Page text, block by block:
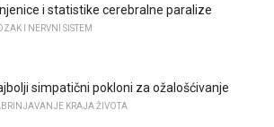
i statistike cerebralne paralize
I NERVNI SISTEM
simpatični pokloni za ožalošćivanje
KRAJA ŽIVOTA